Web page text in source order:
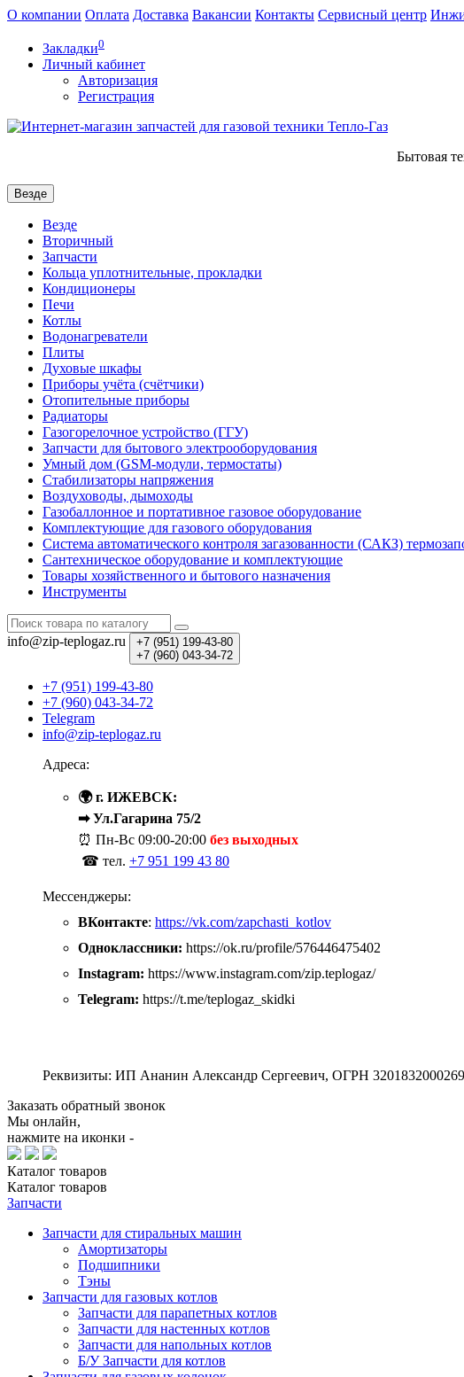
О компании Оплата Доставка Вакансии Контакты Сервисный центр
Закладки0
Личный кабинет
Авторизация
Регистрация
Бытовая
Везде
Везде
Вторичный
Запчасти
Кольца уплотнительные, прокладки
Кондиционеры
Печи
Котлы
Водонагреватели
Плиты
Духовые шкафы
Приборы учёта (счётчики)
Отопительные приборы
Радиаторы
Газогорелочное устройство (ГГУ)
Запчасти для бытового электрооборудования
Умный дом (GSM-модули, термостаты)
Cтабилизаторы напряжения
Воздуховоды, дымоходы
Газобаллонное и портативное газовое оборудование
Комплектующие для газового оборудования
Система автоматического контроля загазованности (САКЗ)
Сантехническое оборудование и комплектующие
Товары хозяйственного и бытового назначения
Инструменты
info@zip-teplogaz.ru +7 (951) 199-43-80
+7 (960) 043-34-72
+7 (951) 199-43-80
+7 (960) 043-34-72
Telegram
info@zip-teplogaz.ru
Адреса:
🌍 г. ИЖЕВСК:
➡ Ул.Гагарина 75/2
⏰ Пн-Вс 09:00-20:00 без выходных
☎ тел. +7 951 199 43 80
Мессенджеры:
ВКонтакте: https://vk.com/zapchasti_kotlov
Одноклассники: https://ok.ru/profile/576446475402
Instagram: https://www.instagram.com/zip.teplogaz/
Telegram: https://t.me/teplogaz_skidki
Реквизиты: ИП Ананин Александр Сергеевич, ОГРН
Заказать обратный звонок
Мы онлайн,
нажмите на иконки -
Каталог товаров
Каталог товаров
Запчасти
Запчасти для стиральных машин
Амортизаторы
Подшипники
Тэны
Запчасти для газовых котлов
Запчасти для парапетных котлов
Запчасти для настенных котлов
Запчасти для напольных котлов
Б/У Запчасти для котлов